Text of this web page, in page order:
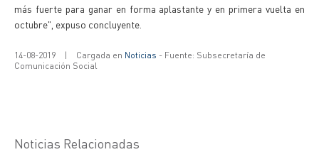
más fuerte para ganar en forma aplastante y en primera vuelta en
octubre", expuso concluyente.
14-08-2019 | Cargada en Noticias - Fuente: Subsecretaría de
Comunicación Social
Noticias Relacionadas